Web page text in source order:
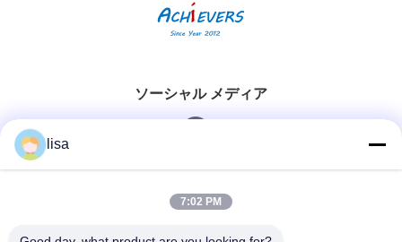
ソーシャル メディア
迅速な連絡
lisa
7:02 PM